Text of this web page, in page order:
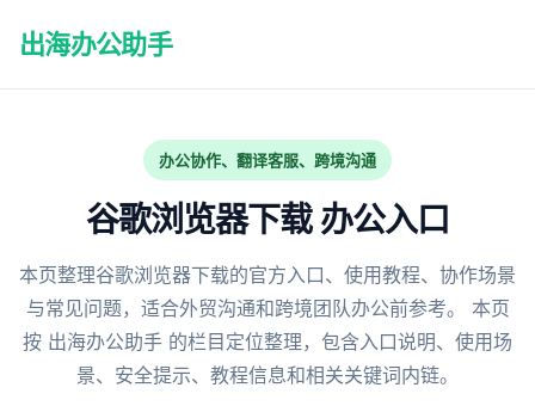
出海办公助手
办公协作、翻译客服、跨境沟通
谷歌浏览器下载 办公入口
本页整理谷歌浏览器下载的官方入口、使用教程、协作场景
与常见问题，适合外贸沟通和跨境团队办公前参考。 本页
按 出海办公助手 的栏目定位整理，包含入口说明、使用场
景、安全提示、教程信息和相关关键词内链。